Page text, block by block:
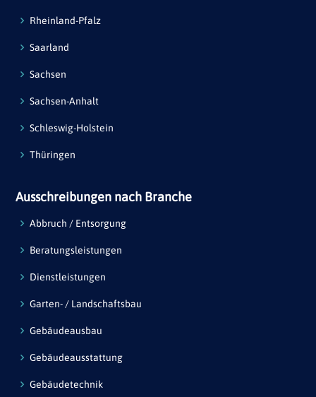
Rheinland-Pfalz
Saarland
Sachsen
Sachsen-Anhalt
Schleswig-Holstein
Thüringen
Ausschreibungen nach Branche
Abbruch / Entsorgung
Beratungsleistungen
Dienstleistungen
Garten- / Landschaftsbau
Gebäudeausbau
Gebäudeausstattung
Gebäudetechnik